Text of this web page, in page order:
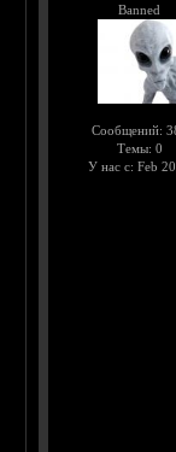
Banned
Сообщений:
Темы: 0
У нас с: Feb